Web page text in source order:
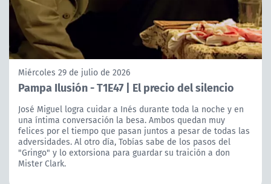
Miércoles 29 de julio de 2026
Pampa Ilusión - T1E47 | El precio del silencio
José Miguel logra cuidar a Inés durante toda la noche y en
una íntima conversación la besa. Ambos quedan muy
felices por el tiempo que pasan juntos a pesar de todas las
adversidades. Al otro día, Tobías sabe de los pasos del
"Gringo" y lo extorsiona para guardar su traición a don
Mister Clark.